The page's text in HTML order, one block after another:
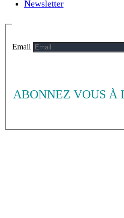
Newsletter
ABONNEZ VOUS À
Email